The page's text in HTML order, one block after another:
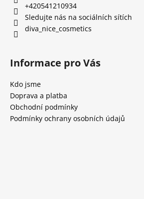
+420541210934
Sledujte nás na sociálních sítích
diva_nice_cosmetics
Informace pro Vás
Kdo jsme
Doprava a platba
Obchodní podmínky
Podmínky ochrany osobních údajů